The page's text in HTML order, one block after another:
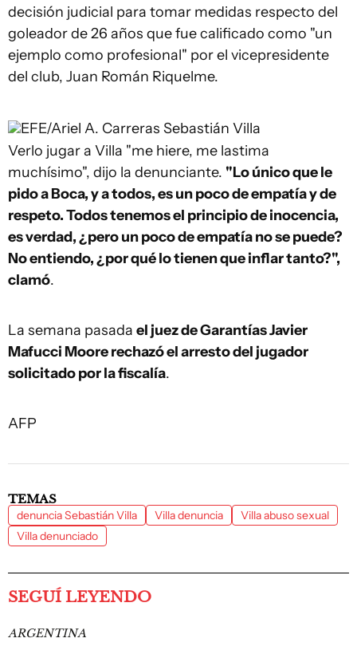
decisión judicial para tomar medidas respecto del
goleador de 26 años que fue calificado como "un
ejemplo como profesional" por el vicepresidente
del club, Juan Román Riquelme.
EFE/Ariel A. Carreras Sebastián Villa
Verlo jugar a Villa "me hiere, me lastima
muchísimo", dijo la denunciante. "Lo único que le
pido a Boca, y a todos, es un poco de empatía y de
respeto. Todos tenemos el principio de inocencia,
es verdad, ¿pero un poco de empatía no se puede?
No entiendo, ¿por qué lo tienen que inflar tanto?",
clamó.
La semana pasada el juez de Garantías Javier
Mafucci Moore rechazó el arresto del jugador
solicitado por la fiscalía.
AFP
TEMAS
denuncia Sebastián Villa Villa denuncia
Villa abuso sexual
Villa denunciado
SEGUÍ LEYENDO
ARGENTINA